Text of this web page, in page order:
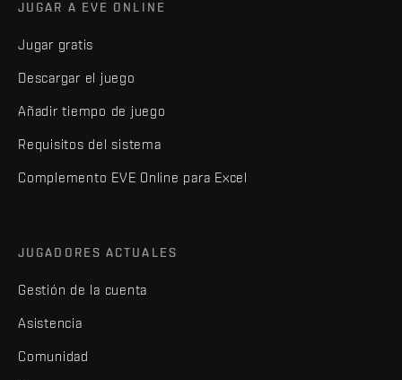
JUGAR A EVE ONLINE
Jugar gratis
Descargar el juego
Añadir tiempo de juego
Requisitos del sistema
Complemento EVE Online para Excel
JUGADORES ACTUALES
Gestión de la cuenta
Asistencia
Comunidad